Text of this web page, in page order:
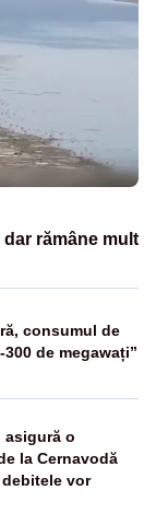
rămâne mult
consumul de
de megawați”
asigură o
la Cernavodă
vor